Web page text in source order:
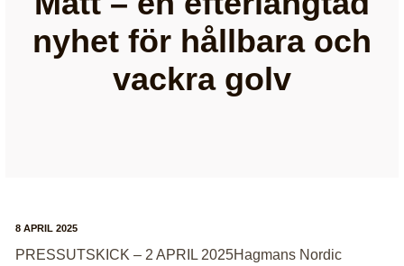
nyhet för hållbara och
vackra golv
8 APRIL 2025
PRESSUTSKICK – 2 APRIL 2025Hagmans Nordic